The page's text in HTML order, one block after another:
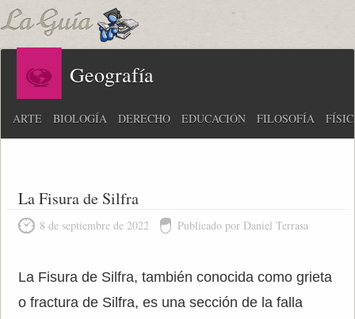
Geografía
ARTE BIOLOGÍA DERECHO EDUCACIÓN FILOSOFÍA
La Fisura de Silfra
8 de septiembre de 2022 Publicado por Daniel Terrasa
La Fisura de Silfra, también conocida como grieta
o fractura de Silfra, es una sección de la falla